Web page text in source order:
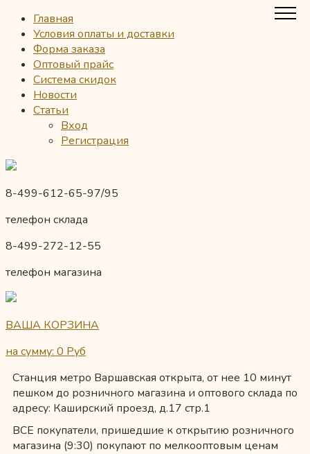
Главная
Условия оплаты и доставки
Форма заказа
Оптовый прайс
Система скидок
Новости
Статьи
Вход
Регистрация
8-499-612-65-97/95
телефон склада
8-499-272-12-55
телефон магазина
ВАША КОРЗИНА
на сумму: 0 Руб
Станция метро Варшавская открыта, от нее 10 минут
пешком до розничного магазина и оптового склада по
адресу: Каширский проезд, д.17 стр.1
ВСЕ покупатели, пришедшие к открытию розничного
магазина (9:30) покупают по мелкооптовым ценам